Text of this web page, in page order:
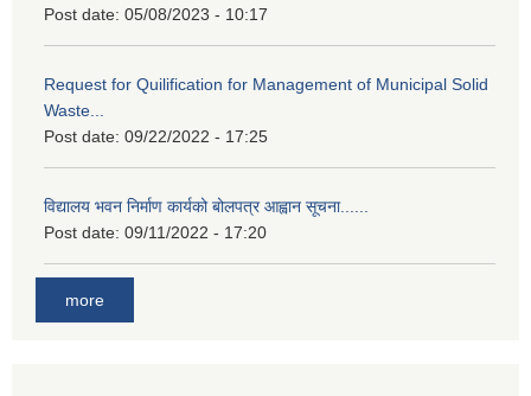
Post date: 05/08/2023 - 10:17
Request for Quilification for Management of Municipal Solid
Waste...
Post date: 09/22/2022 - 17:25
विद्यालय भवन निर्माण कार्यको बोलपत्र आह्वान सूचना......
Post date: 09/11/2022 - 17:20
more